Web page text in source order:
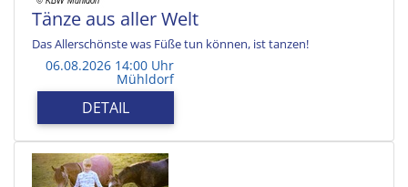
Tänze aus aller Welt
Das Allerschönste was Füße tun können, ist tanzen!
06.08.2026 14:00 Uhr
Mühldorf
DETAIL